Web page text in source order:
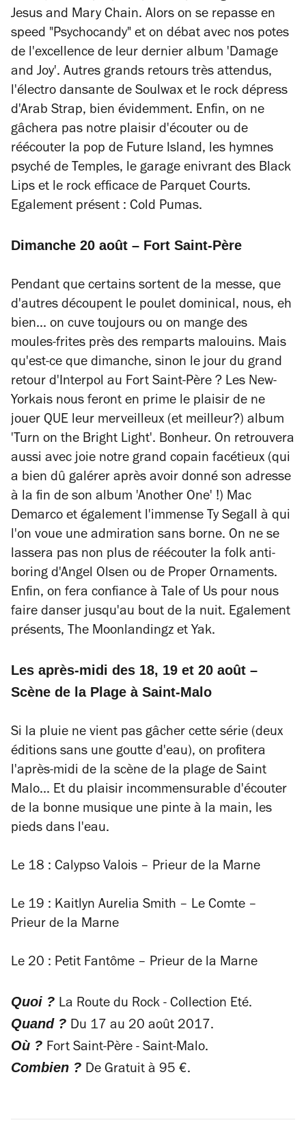
Jesus and Mary Chain. Alors on se repasse en
speed "Psychocandy" et on débat avec nos potes
de l'excellence de leur dernier album 'Damage
and Joy'. Autres grands retours très attendus,
l'électro dansante de Soulwax et le rock dépress
d'Arab Strap, bien évidemment. Enfin, on ne
gâchera pas notre plaisir d'écouter ou de
réécouter la pop de Future Island, les hymnes
psyché de Temples, le garage enivrant des Black
Lips et le rock efficace de Parquet Courts.
Egalement présent : Cold Pumas.
Dimanche 20 août – Fort Saint-Père
Pendant que certains sortent de la messe, que
d'autres découpent le poulet dominical, nous, eh
bien... on cuve toujours ou on mange des
moules-frites près des remparts malouins. Mais
qu'est-ce que dimanche, sinon le jour du grand
retour d'Interpol au Fort Saint-Père ? Les New-
Yorkais nous feront en prime le plaisir de ne
jouer QUE leur merveilleux (et meilleur?) album
'Turn on the Bright Light'. Bonheur. On retrouvera
aussi avec joie notre grand copain facétieux (qui
a bien dû galérer après avoir donné son adresse
à la fin de son album 'Another One' !) Mac
Demarco et également l'immense Ty Segall à qui
l'on voue une admiration sans borne. On ne se
lassera pas non plus de réécouter la folk anti-
boring d'Angel Olsen ou de Proper Ornaments.
Enfin, on fera confiance à Tale of Us pour nous
faire danser jusqu'au bout de la nuit. Egalement
présents, The Moonlandingz et Yak.
Les après-midi des 18, 19 et 20 août –
Scène de la Plage à Saint-Malo
Si la pluie ne vient pas gâcher cette série (deux
éditions sans une goutte d'eau), on profitera
l'après-midi de la scène de la plage de Saint
Malo... Et du plaisir incommensurable d'écouter
de la bonne musique une pinte à la main, les
pieds dans l'eau.
Le 18 : Calypso Valois – Prieur de la Marne
Le 19 : Kaitlyn Aurelia Smith – Le Comte –
Prieur de la Marne
Le 20 : Petit Fantôme – Prieur de la Marne
Quoi ? La Route du Rock - Collection Eté.
Quand ? Du 17 au 20 août 2017.
Où ? Fort Saint-Père - Saint-Malo.
Combien ? De Gratuit à 95 €.